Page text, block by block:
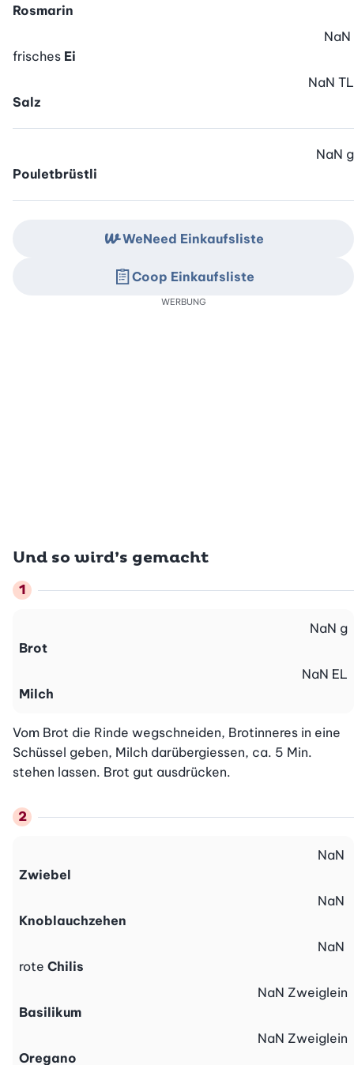
Rosmarin
frisches Ei
NaN
Salz
NaN TL
Pouletbrüstli
NaN g
Und so wird’s gemacht
Brot
NaN g
Milch
NaN EL
Vom Brot die Rinde wegschneiden, Brotinneres in eine
Schüssel geben, Milch darübergiessen, ca. 5 Min.
stehen lassen. Brot gut ausdrücken.
Zwiebel
NaN
Knoblauchzehen
NaN
rote Chilis
NaN
Basilikum
NaN Zweiglein
Oregano
NaN Zweiglein
WeNeed Einkaufsliste
Coop Einkaufsliste
WERBUNG